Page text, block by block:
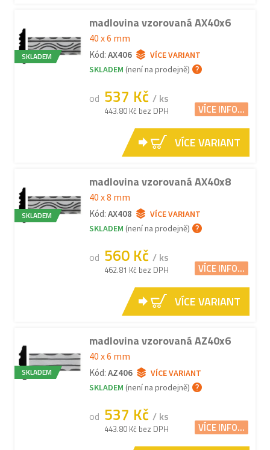
SKLADEM
madlovina vzorovaná AX40x6
40 x 6 mm
Kód: AX406
VÍCE VARIANT
SKLADEM (není na prodejně)
od 537 Kč / ks
443.80 Kč bez DPH VÍCE INFO...
VÍCE VARIANT
SKLADEM
madlovina vzorovaná AX40x8
40 x 8 mm
Kód: AX408
VÍCE VARIANT
SKLADEM (není na prodejně)
od 560 Kč / ks
462.81 Kč bez DPH VÍCE INFO...
VÍCE VARIANT
SKLADEM
madlovina vzorovaná AZ40x6
40 x 6 mm
Kód: AZ406
VÍCE VARIANT
SKLADEM (není na prodejně)
od 537 Kč / ks
443.80 Kč bez DPH VÍCE INFO...